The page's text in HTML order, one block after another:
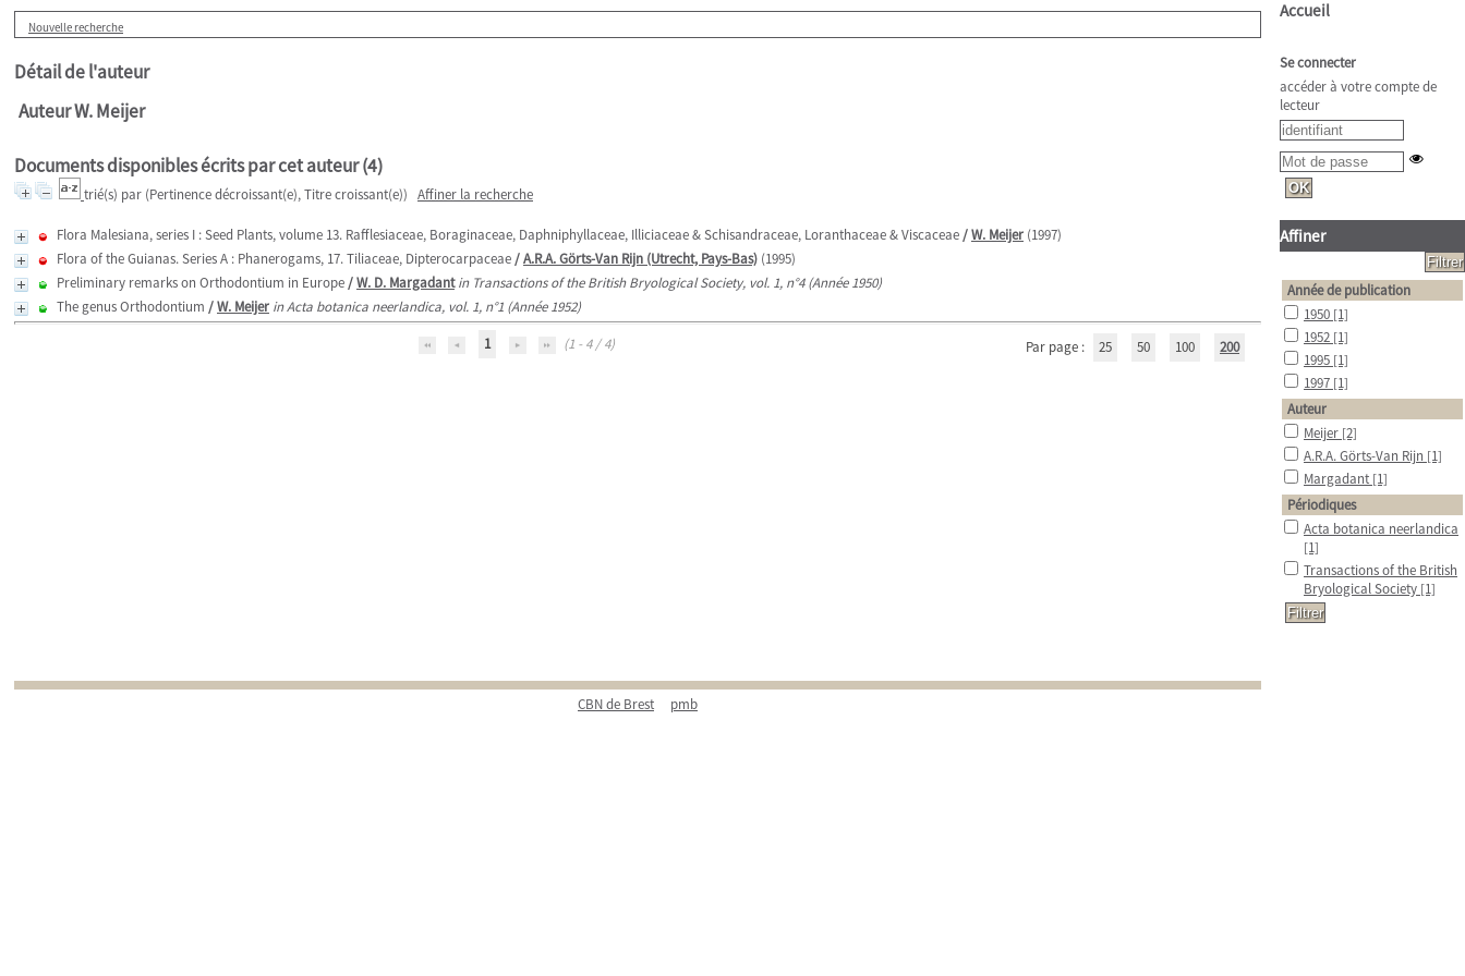
Nouvelle recherche
Détail de l'auteur
Auteur W. Meijer
Documents disponibles écrits par cet auteur (4)
trié(s) par (Pertinence décroissant(e), Titre croissant(e)) Affiner la recherche
Flora Malesiana, series I : Seed Plants, volume 13. Rafflesiaceae, Boraginaceae, Daphniphyllaceae, Illiciaceae & Schisandraceae, Loranthaceae & Viscaceae/W. Meijer (1997)
Flora of the Guianas. Series A : Phanerogams, 17. Tiliaceae, Dipterocarpaceae/A.R.A. Görts-Van Rijn (Utrecht, Pays-Bas) (1995)
Preliminary remarks on Orthodontium in Europe/W. D. Margadant in Transactions of the British Bryological Society, vol. 1, n°4 (Année 1950)
The genus Orthodontium /W. Meijer in Acta botanica neerlandica, vol. 1, n°1 (Année 1952)
1
(1 - 4 / 4) Par page : 25 50 100 200
CBN de Brest pmb
Accueil
Se connecter
accéder à votre compte de
lecteur
Affiner
Année de publication
1950 [1]
1952 [1]
1995 [1]
1997 [1]
Auteur
Meijer [2]
A.R.A. Görts-Van Rijn [1]
Margadant [1]
Périodiques
Acta botanica neerlandica
[1]
Transactions of the British
Bryological Society [1]